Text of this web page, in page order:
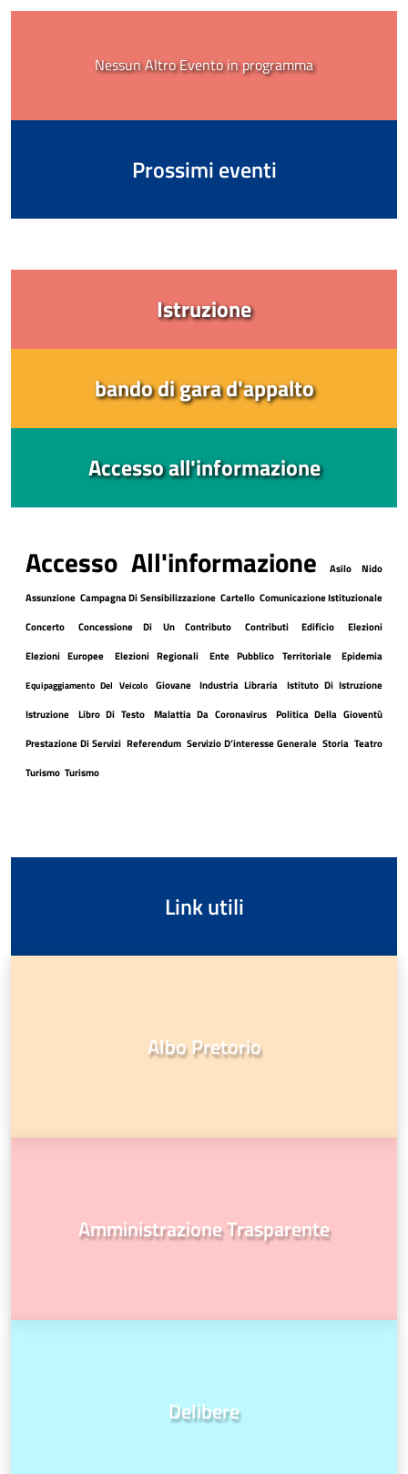
Nessun Altro Evento in programma
Prossimi eventi
Istruzione
bando di gara d'appalto
Accesso all'informazione
Accesso All'informazione
Asilo Nido
Assunzione Campagna Di Sensibilizzazione Cartello Comunicazione Istituzionale
Concerto
Concessione Di Un Contributo Contributi Edificio
Elezioni
Elezioni Europee
Elezioni Regionali Ente Pubblico Territoriale Epidemia
Equipaggiamento Del Veicolo Giovane Industria Libraria
Istituto Di Istruzione
Istruzione
Libro Di Testo Malattia Da Coronavirus
Politica Della Gioventù
Prestazione Di Servizi Referendum Servizio D’interesse Generale Storia Teatro
Turismo Turismo
Link utili
Albo Pretorio
Amministrazione Trasparente
Delibere